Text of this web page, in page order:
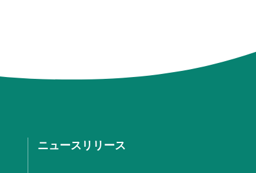
ニュースリリース